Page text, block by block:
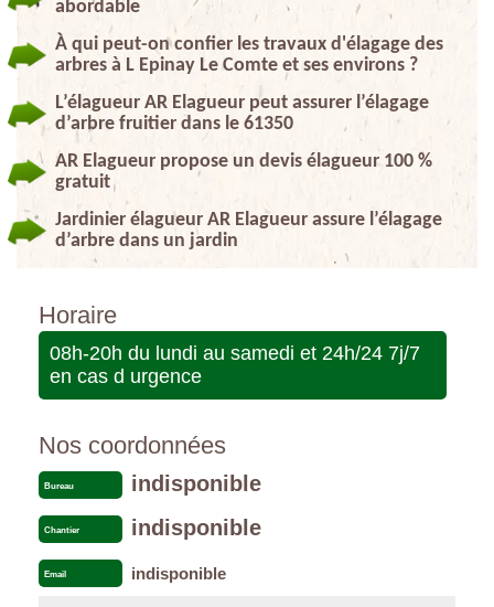
abordable
À qui peut-on confier les travaux d'élagage des
arbres à L Epinay Le Comte et ses environs ?
L’élagueur AR Elagueur peut assurer l’élagage
d’arbre fruitier dans le 61350
AR Elagueur propose un devis élagueur 100 %
gratuit
Jardinier élagueur AR Elagueur assure l’élagage
d’arbre dans un jardin
Horaire
08h-20h du lundi au samedi et 24h/24 7j/7
en cas d urgence
Nos coordonnées
Bureau indisponible
Chantier indisponible
Email indisponible